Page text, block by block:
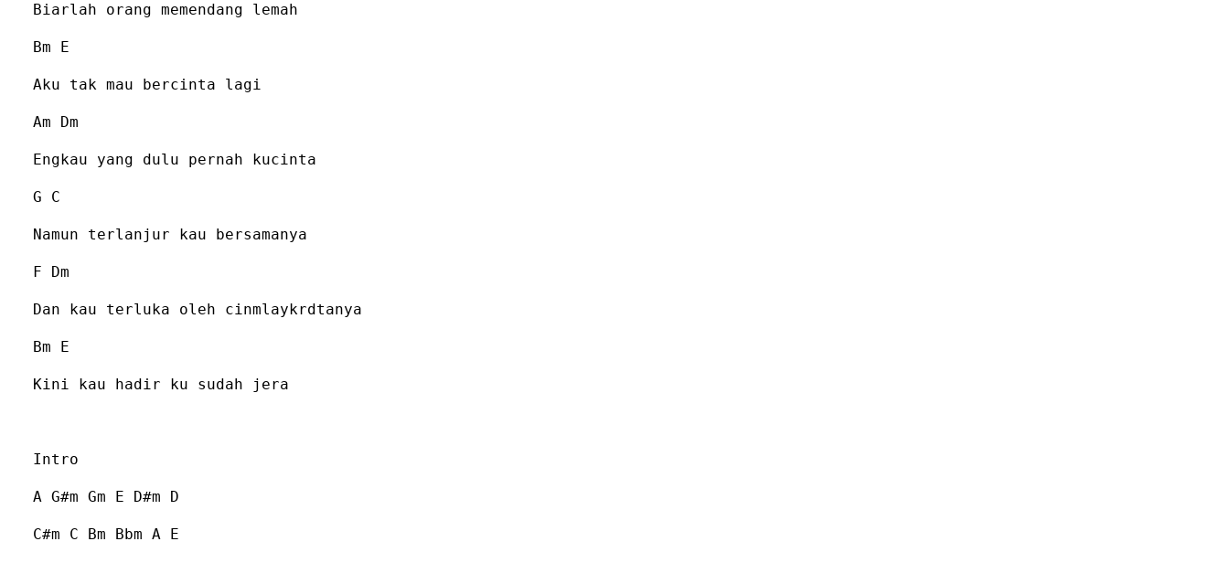
Biarlah orang memendang lemah
Bm E
Aku tak mau bercinta lagi
Am Dm
Engkau yang dulu pernah kucinta
G C
Namun terlanjur kau bersamanya
F Dm
Dan kau terluka oleh cinmlaykrdtanya
Bm E
Kini kau hadir ku sudah jera
Intro
A G#m Gm E D#m D
C#m C Bm Bbm A E